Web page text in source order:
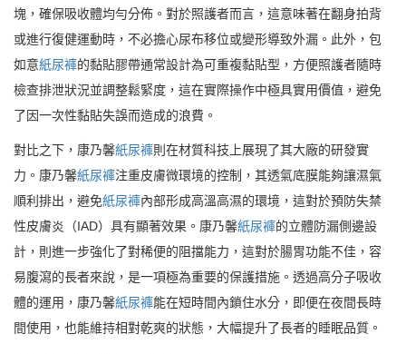
塊，確保吸收體均勻分佈。對於照護者而言，這意味著在翻身拍背
或進行復健運動時，不必擔心尿布移位或變形導致外漏。此外，包
如意紙尿褲的黏貼膠帶通常設計為可重複黏貼型，方便照護者隨時
檢查排泄狀況並調整鬆緊度，這在實際操作中極具實用價值，避免
了因一次性黏貼失誤而造成的浪費。
對比之下，康乃馨紙尿褲則在材質科技上展現了其大廠的研發實
力。康乃馨紙尿褲注重皮膚微環境的控制，其透氣底膜能夠讓濕氣
順利排出，避免紙尿褲內部形成高溫高濕的環境，這對於預防失禁
性皮膚炎（IAD）具有顯著效果。康乃馨紙尿褲的立體防漏側邊設
計，則進一步強化了對稀便的阻擋能力，這對於腸胃功能不佳，容
易腹瀉的長者來說，是一項極為重要的保護措施。透過高分子吸收
體的運用，康乃馨紙尿褲能在短時間內鎖住水分，即便在夜間長時
間使用，也能維持相對乾爽的狀態，大幅提升了長者的睡眠品質。